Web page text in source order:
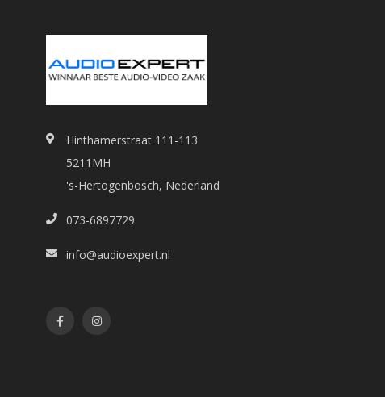
Hinthamerstraat 111-113
5211MH
's-Hertogenbosch, Nederland
073-6897729
info@audioexpert.nl